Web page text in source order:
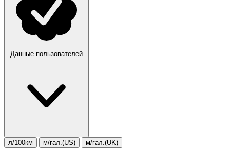
Данные пользователей
л/100км м/гал.(US) м/гал.(UK)